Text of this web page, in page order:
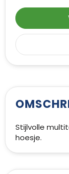
Stijlvolle
hoesje.